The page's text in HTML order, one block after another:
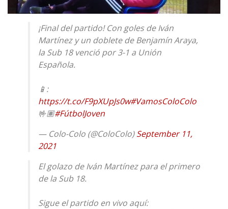
¡Final del partido! Con goles de Iván
Martínez y un doblete de Benjamín Araya,
la Sub 18 venció por 3-1 a Unión
Española.
📱:
https://t.co/F9pXUpJs0w#VamosColoColo
🤟🏽#FútbolJoven
— Colo-Colo (@ColoColo)September 11,
2021
El golazo de Iván Martínez para el primero
de la Sub 18.
Sigue el partido en vivo aquí: